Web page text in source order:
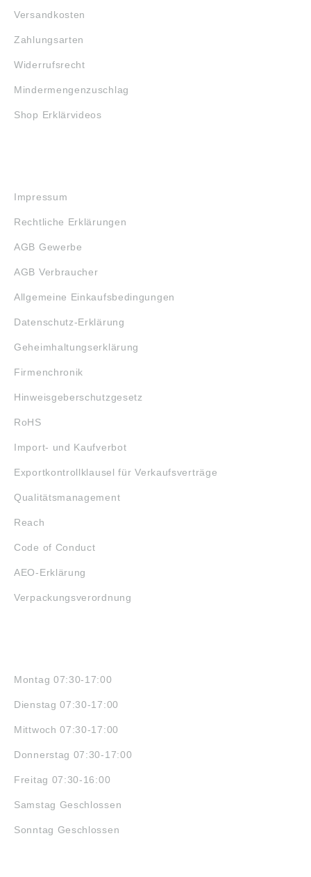
Versandkosten
Zahlungsarten
Widerrufsrecht
Mindermengenzuschlag
Shop Erklärvideos
Impressum
Rechtliche Erklärungen
AGB Gewerbe
AGB Verbraucher
Allgemeine Einkaufsbedingungen
Datenschutz-Erklärung
Geheimhaltungserklärung
Firmenchronik
Hinweisgeberschutzgesetz
RoHS
Import- und Kaufverbot
Exportkontrollklausel für Verkaufsverträge
Qualitätsmanagement
Reach
Code of Conduct
AEO-Erklärung
Verpackungsverordnung
Montag 07:30-17:00
Dienstag 07:30-17:00
Mittwoch 07:30-17:00
Donnerstag 07:30-17:00
Freitag 07:30-16:00
Samstag Geschlossen
Sonntag Geschlossen